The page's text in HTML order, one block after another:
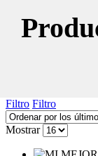
Filtro Filtro
Mostrar